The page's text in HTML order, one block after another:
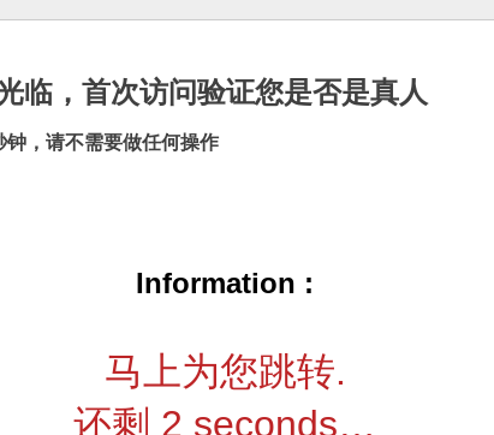
临，首次访问验证您是否是真人
钟，请不需要做任何操作
Information :
马上为您跳转.
还剩 2 seconds…